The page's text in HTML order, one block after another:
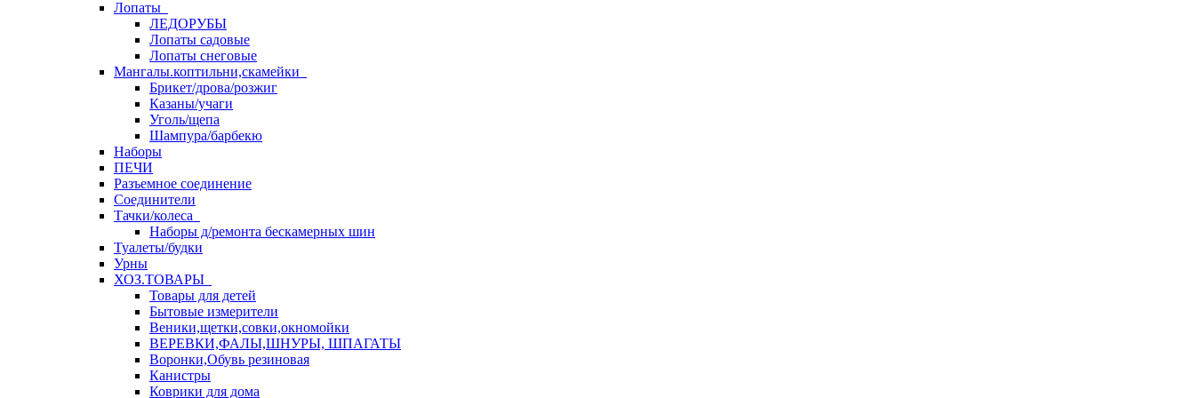
Лопаты
ЛЕДОРУБЫ
Лопаты садовые
Лопаты снеговые
Мангалы.коптильни,скамейки
Брикет/дрова/розжиг
Казаны/учаги
Уголь/щепа
Шампура/барбекю
Наборы
ПЕЧИ
Разъемное соединение
Соединители
Тачки/колеса
Наборы д/ремонта бескамерных шин
Туалеты/будки
Урны
ХОЗ.ТОВАРЫ
Товары для детей
Бытовые измерители
Веники,щетки,совки,окномойки
ВЕРЕВКИ,ФАЛЫ,ШНУРЫ, ШПАГАТЫ
Воронки,Обувь резиновая
Канистры
Коврики для дома